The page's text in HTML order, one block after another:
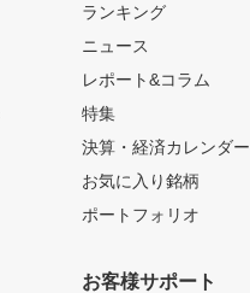
ランキング
ニュース
レポート&コラム
特集
決算・経済カレンダー
お気に入り銘柄
ポートフォリオ
お客様サポート